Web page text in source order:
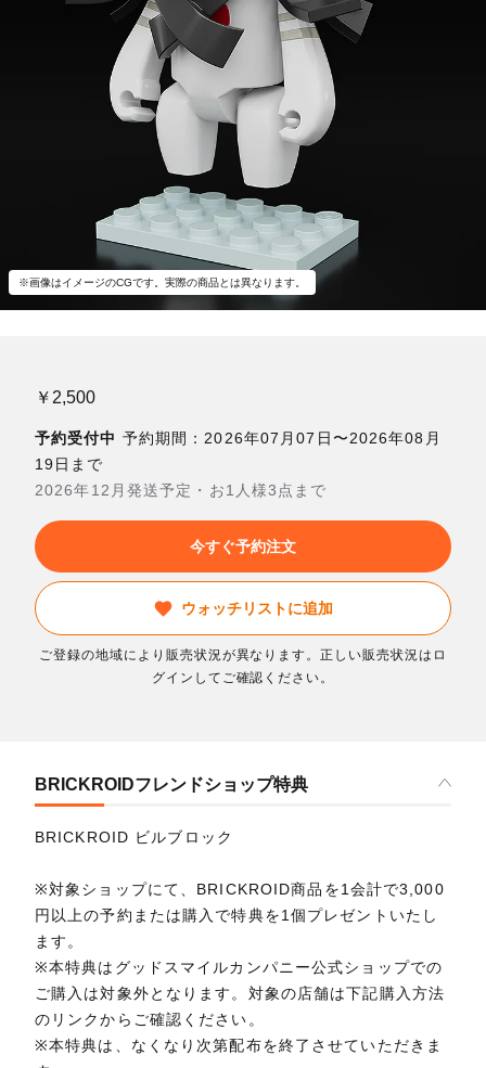
※画像はイメージのCGです。実際の商品とは異なります。
￥2,500
予約受付中 予約期間：2026年07月07日〜2026年08月
19日まで
2026年12月発送予定・お1人様3点まで
今すぐ予約注文
ウォッチリストに追加
ご登録の地域により販売状況が異なります。正しい販売状況はロ
グインしてご確認ください。
BRICKROIDフレンドショップ特典
BRICKROID ビルブロック
※対象ショップにて、BRICKROID商品を1会計で3,000
円以上の予約または購入で特典を1個プレゼントいたし
ます。
※本特典はグッドスマイルカンパニー公式ショップでの
ご購入は対象外となります。対象の店舗は下記購入方法
のリンクからご確認ください。
※本特典は、なくなり次第配布を終了させていただきま